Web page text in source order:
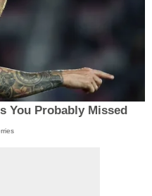
You Probably Missed